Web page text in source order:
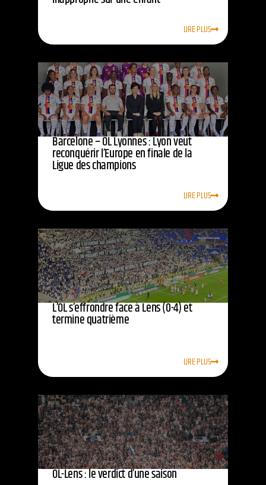
LIRE PLUS
Barcelone – OL Lyonnes : Lyon veut
reconquérir l’Europe en finale de la
Ligue des champions
LIRE PLUS
L’OL s’effrondre face à Lens (0-4) et
termine quatrième
LIRE PLUS
OL-Lens : le verdict d’une saison